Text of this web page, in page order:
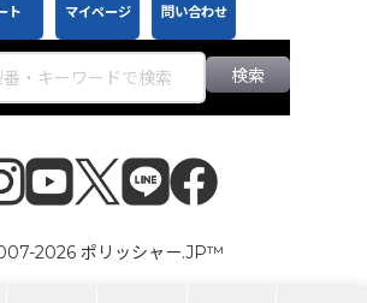
ト マイページ 問い合わせ
検索
2026 ポリッシャー.JP™